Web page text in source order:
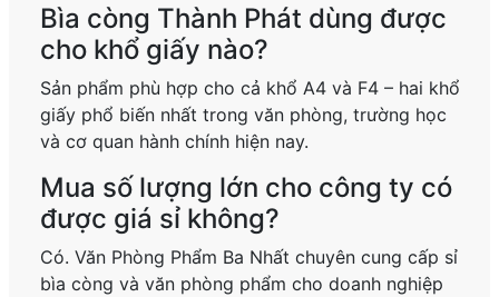
Bìa còng Thành Phát dùng được
cho khổ giấy nào?
Sản phẩm phù hợp cho cả khổ A4 và F4 – hai khổ
giấy phổ biến nhất trong văn phòng, trường học
và cơ quan hành chính hiện nay.
Mua số lượng lớn cho công ty có
được giá sỉ không?
Có. Văn Phòng Phẩm Ba Nhất chuyên cung cấp sỉ
bìa còng và văn phòng phẩm cho doanh nghiệp